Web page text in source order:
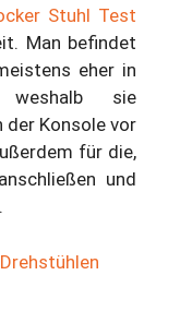
Stuhl Test
Man befindet
eher in
weshalb sie
der Konsole vor
für die,
und